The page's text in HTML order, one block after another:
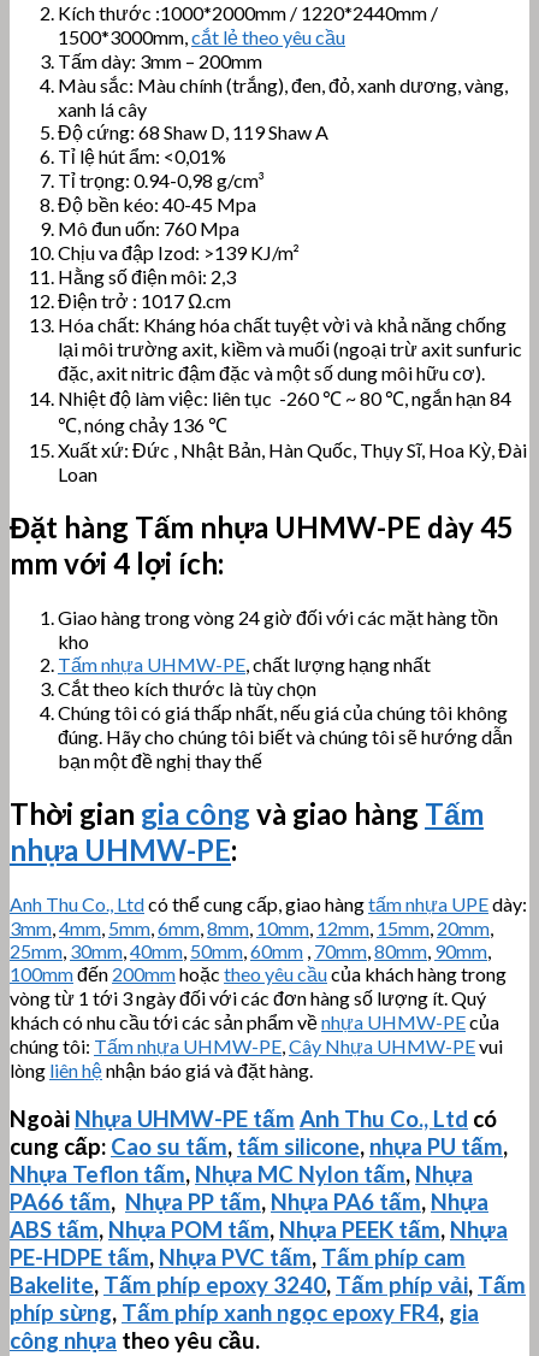
Kích thước :1000*2000mm / 1220*2440mm /
1500*3000mm, cắt lẻ theo yêu cầu
Tấm dày: 3mm – 200mm
Màu sắc: Màu chính (trắng), đen, đỏ, xanh dương, vàng,
xanh lá cây
Độ cứng: 68 Shaw D, 119 Shaw A
Tỉ lệ hút ẩm: <0,01%
Tỉ trọng: 0.94-0,98 g/cm³
Độ bền kéo: 40-45 Mpa
Mô đun uốn: 760 Mpa
Chịu va đập Izod: >139 KJ/m²
Hằng số điện môi: 2,3
Điện trở : 1017 Ω.cm
Hóa chất: Kháng hóa chất tuyệt vời và khả năng chống
lại môi trường axit, kiềm và muối (ngoại trừ axit sunfuric
đặc, axit nitric đậm đặc và một số dung môi hữu cơ).
Nhiệt độ làm việc: liên tục -260 ℃ ~ 80 ℃, ngắn hạn 84
℃, nóng chảy 136 ℃
Xuất xứ: Đức , Nhật Bản, Hàn Quốc, Thụy Sĩ, Hoa Kỳ, Đài
Loan
Đặt hàng Tấm nhựa UHMW-PE dày 45
mm với 4 lợi ích:
Giao hàng trong vòng 24 giờ đối với các mặt hàng tồn
kho
Tấm nhựa UHMW-PE , chất lượng hạng nhất
Cắt theo kích thước là tùy chọn
Chúng tôi có giá thấp nhất, nếu giá của chúng tôi không
đúng. Hãy cho chúng tôi biết và chúng tôi sẽ hướng dẫn
bạn một đề nghị thay thế
Thời gian gia công và giao hàng Tấm
nhựa UHMW-PE:
Anh Thu Co., Ltdcó thể cung cấp, giao hàngtấm nhựa UPEdày:
3mm,4mm, 5mm,6mm,8mm, 10mm, 12mm, 15mm, 20mm,
25mm, 30mm,40mm, 50mm,60mm , 70mm,80mm, 90mm,
100mmđến 200mmhoặc theo yêu cầucủa khách hàng trong
vòng từ 1 tới 3 ngày đối với các đơn hàng số lượng ít. Quý
khách có nhu cầu tới các sản phẩm vềnhựa UHMW-PEcủa
chúng tôi: Tấm nhựa UHMW-PE,Cây Nhựa UHMW-PEvui
lòng liên hệnhận báo giá và đặt hàng.
Ngoài Nhựa UHMW-PE tấm Anh Thu Co., Ltd có
cung cấp: Cao su tấm, tấm silicone, nhựa PU tấm,
Nhựa Teflon tấm, Nhựa MC Nylon tấm, Nhựa
PA66 tấm, Nhựa PP tấm, Nhựa PA6 tấm, Nhựa
ABS tấm, Nhựa POM tấm, Nhựa PEEK tấm, Nhựa
PE-HDPE tấm, Nhựa PVC tấm, Tấm phíp cam
Bakelite, Tấm phíp epoxy 3240, Tấm phíp vải, Tấm
phíp sừng, Tấm phíp xanh ngọc epoxy FR4, gia
công nhựa theo yêu cầu.